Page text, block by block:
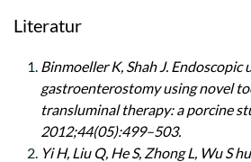
Literatur
Binmoeller K, Shah J.
gastroenterostomy using novel
transluminal therapy: a porcine
2012;44(05):499–503.
Yi H, Liu Q, He S, Zhong L, Wu S